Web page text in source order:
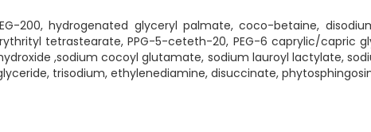
200, hydrogenated glyceryl palmate, coco-betaine,
tetrastearate, PPG-5-ceteth-20, PEG-6 caprylic/
,sodium cocoyl glutamate, sodium lauroyl lactylate,
trisodium, ethylenediamine, disuccinate,